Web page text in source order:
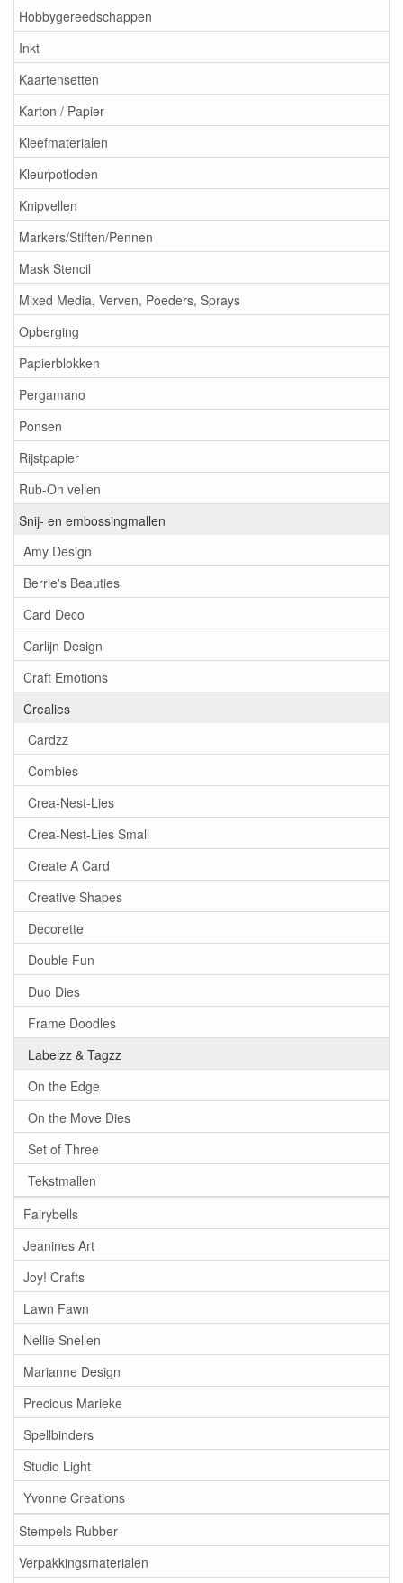
Hobbygereedschappen
Inkt
Kaartensetten
Karton / Papier
Kleefmaterialen
Kleurpotloden
Knipvellen
Markers/Stiften/Pennen
Mask Stencil
Mixed Media, Verven, Poeders, Sprays
Opberging
Papierblokken
Pergamano
Ponsen
Rijstpapier
Rub-On vellen
Snij- en embossingmallen
Amy Design
Berrie's Beauties
Card Deco
Carlijn Design
Craft Emotions
Crealies
Cardzz
Combies
Crea-Nest-Lies
Crea-Nest-Lies Small
Create A Card
Creative Shapes
Decorette
Double Fun
Duo Dies
Frame Doodles
Labelzz & Tagzz
On the Edge
On the Move Dies
Set of Three
Tekstmallen
Fairybells
Jeanines Art
Joy! Crafts
Lawn Fawn
Nellie Snellen
Marianne Design
Precious Marieke
Spellbinders
Studio Light
Yvonne Creations
Stempels Rubber
Verpakkingsmaterialen